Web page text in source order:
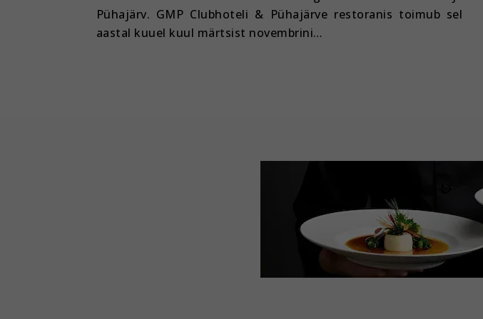
Pühajärv. GMP Clubhoteli & Pühajärve restoranis toimub sel
aastal kuuel kuul märtsist novembrini…